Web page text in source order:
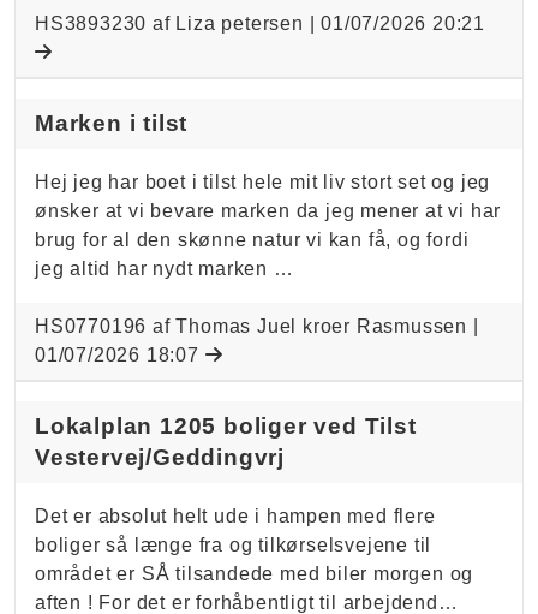
HS3893230 af Liza petersen |01/07/2026 20:21
Marken i tilst
Hej jeg har boet i tilst hele mit liv stort set og jeg
ønsker at vi bevare marken da jeg mener at vi har
brug for al den skønne natur vi kan få, og fordi
jeg altid har nydt marken …
HS0770196 af Thomas Juel kroer Rasmussen |
01/07/2026 18:07
Lokalplan 1205 boliger ved Tilst
Vestervej/Geddingvrj
Det er absolut helt ude i hampen med flere
boliger så længe fra og tilkørselsvejene til
området er SÅ tilsandede med biler morgen og
aften ! For det er forhåbentligt til arbejdend…